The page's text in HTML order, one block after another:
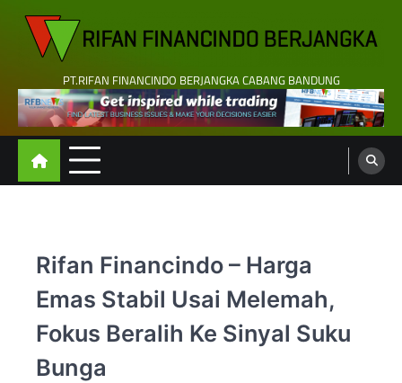
content
PT.RIFAN FINANCINDO BERJANGKA CABANG BANDUNG
Rifan Financindo – Harga
Emas Stabil Usai Melemah,
Fokus Beralih Ke Sinyal Suku
Bunga